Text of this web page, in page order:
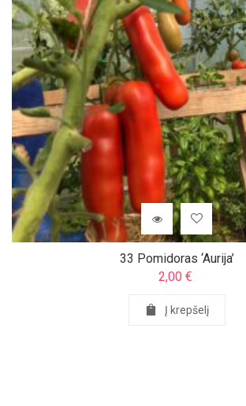
33 Pomidoras ‘Aurija’
2,00 €
Į krepšelį